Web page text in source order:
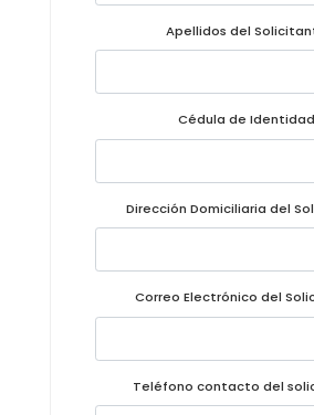
Convocatorias
Plan de desarrollo y
Convenios Institucionales
PRESUPUESTO: EJECUCIÓN Y
Cédulas presupuestarias y
Procesos de contratación
Ejecución Presupuestaria
Apellidos del
Cédula de
Dirección Domiciliaria del
Correo Electrónico del
Teléfono contacto del